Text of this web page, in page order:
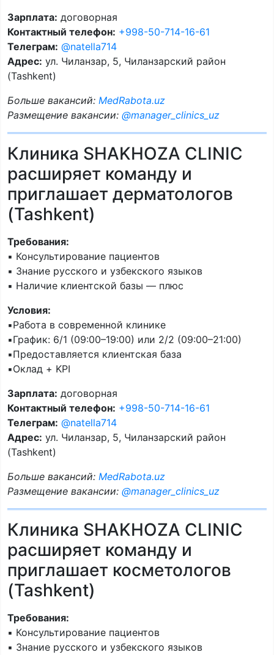
Зарплата: договорная
Контактный телефон: +998-50-714-16-61
Телеграм: @natella714
Адрес: ул. Чиланзар, 5, Чиланзарский район
(Tashkent)
Больше вакансий: MedRabota.uz
Размещение вакансии: @manager_clinics_uz
Клиника SHAKHOZA CLINIC
расширяет команду и
приглашает дерматологов
(Tashkent)
Требования:
▪️ Консультирование пациентов
▪️ Знание русского и узбекского языков
▪️ Наличие клиентской базы — плюс
Условия:
▪️Работа в современной клинике
▪️График: 6/1 (09:00–19:00) или 2/2 (09:00–21:00)
▪️Предоставляется клиентская база
▪️Оклад + KPI
Зарплата: договорная
Контактный телефон: +998-50-714-16-61
Телеграм: @natella714
Адрес: ул. Чиланзар, 5, Чиланзарский район
(Tashkent)
Больше вакансий: MedRabota.uz
Размещение вакансии: @manager_clinics_uz
Клиника SHAKHOZA CLINIC
расширяет команду и
приглашает косметологов
(Tashkent)
Требования:
▪️ Консультирование пациентов
▪️ Знание русского и узбекского языков